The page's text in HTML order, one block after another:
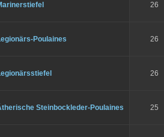
26
Poulaines 26
26
Steinbockleder-Poulaines 25